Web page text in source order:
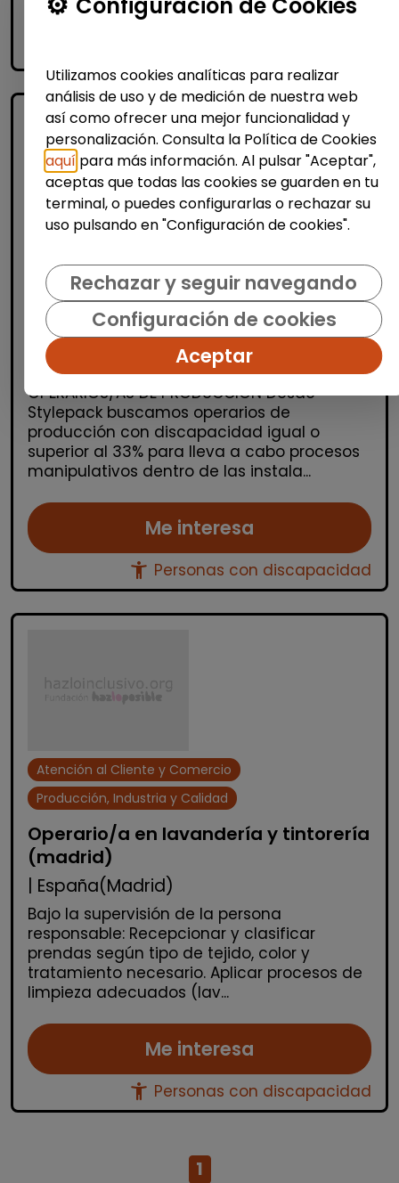
Me interesa
Producción, Industria y Calidad
Operario/a de producción
(Azuqueca de Henares)
| España(Guadalajara)
OPERARIOS/AS DE PRODUCCIÓN Desde
Stylepack buscamos operarios de
producción con discapacidad igual o
superior al 33% para lleva a cabo procesos
manipulativos dentro de las instala...
Me interesa
accessibility_new Personas con discapacidad
Atención al Cliente y Comercio
Producción, Industria y Calidad
Operario/a en lavandería y tintorería
(madrid)
| España(Madrid)
Bajo la supervisión de la persona
responsable: Recepcionar y clasificar
prendas según tipo de tejido, color y
tratamiento necesario. Aplicar procesos de
limpieza adecuados (lav...
Me interesa
accessibility_new Personas con discapacidad
1
Utilizamos cookies analíticas para realizar
análisis de uso y de medición de nuestra web
así como ofrecer una mejor funcionalidad y
personalización. Consulta la Política de Cookies
aquí para más información. Al pulsar "Aceptar",
aceptas que todas las cookies se guarden en tu
terminal, o puedes configurarlas o rechazar su
uso pulsando en "Configuración de cookies".
Rechazar y seguir navegando
Configuración de cookies
Aceptar